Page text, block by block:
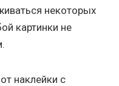
некоторых
картинки не
наклейки с